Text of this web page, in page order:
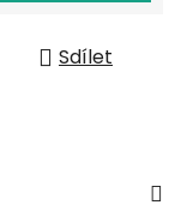
Sdílet